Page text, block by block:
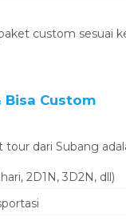
custom sesuai
Bisa Custom
dari Subang
2D1N, 3D2N, dll)